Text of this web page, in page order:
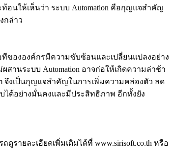
อนให้เห็นว่า ระบบ Automation คือกุญแจสำคัญ
กล่าว
อทีขององค์กรมีความซับซ้อนและเปลี่ยนแปลงอย่าง
านระบบ Automation อาจก่อให้เกิดความล่าช้า
จึงเป็นกุญแจสำคัญในการเพิ่มความคล่องตัว ลด
ด้อย่างมั่นคงและมีประสิทธิภาพ อีกทั้งยัง
รายละเอียดเพิ่มเติมได้ที่ www.sirisoft.co.th หรือ